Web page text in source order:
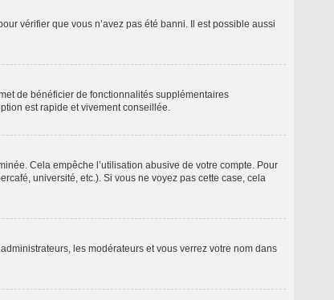
vérifier que vous n’avez pas été banni. Il est possible aussi
de bénéficier de fonctionnalités supplémentaires
est rapide et vivement conseillée.
Cela empêche l’utilisation abusive de votre compte. Pour
université, etc.). Si vous ne voyez pas cette case, cela
les modérateurs et vous verrez votre nom dans